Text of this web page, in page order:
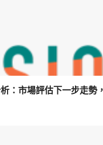
：市場評估下一步走勢